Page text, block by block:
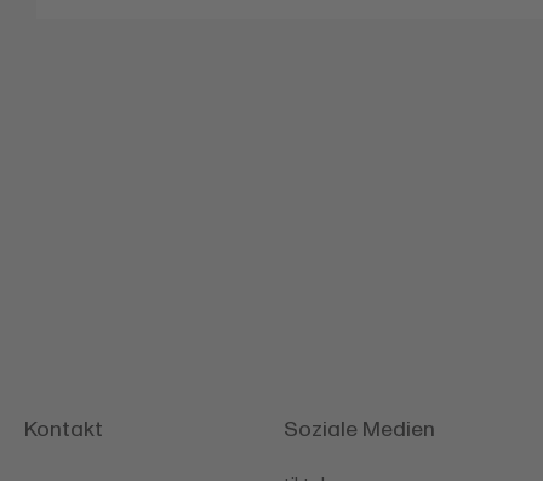
Kontakt Soziale Medien